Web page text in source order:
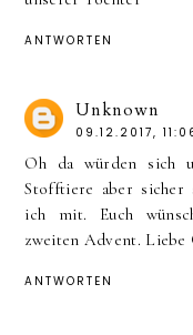
ANTWORTEN
Unknown
09.12.2017,
Oh da würden sich
Stofftiere aber sicher
ich mit. Euch
zweiten Advent. Liebe
ANTWORTEN